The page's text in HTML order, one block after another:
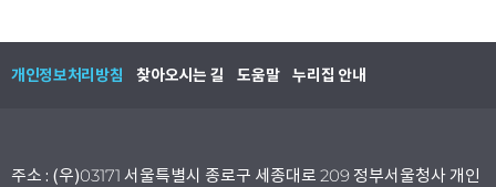
개인정보처리방침 찾아오시는 길 도움말 누리집 안내
주소 : (우)03171 서울특별시 종로구 세종대로 209 정부서울청사 개인